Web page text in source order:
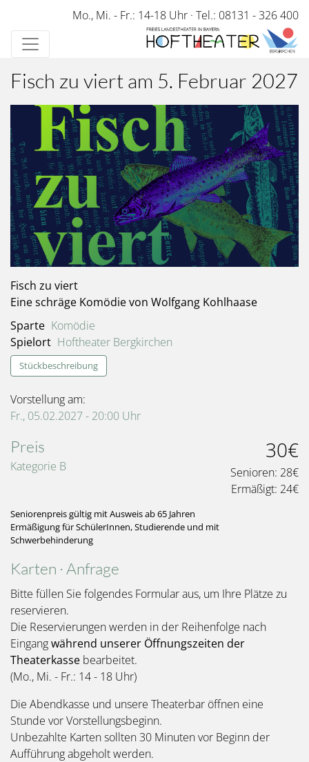
Direkt
zum
Inhalt
Mo., Mi. - Fr.: 14-18 Uhr · Tel.: 08131 - 326 400
Fisch zu viert am 5. Februar 2027
Fisch zu viert
Eine schräge Komödie von Wolfgang Kohlhaase
Sparte Komödie
Spielort Hoftheater Bergkirchen
Stückbeschreibung
Vorstellung am:
Fr., 05.02.2027 - 20:00 Uhr
Preis
Kategorie B
30€
Senioren: 28€
Ermäßigt: 24€
Seniorenpreis gültig mit Ausweis ab 65 Jahren
Ermäßigung für SchülerInnen, Studierende und mit
Schwerbehinderung
Karten · Anfrage
Bitte füllen Sie folgendes Formular aus, um Ihre Plätze zu
reservieren.
Die Reservierungen werden in der Reihenfolge nach
Eingangwährend unserer Öffnungszeiten der
Theaterkasse bearbeitet.
(Mo., Mi. - Fr.: 14 - 18 Uhr)
Die Abendkasse und unsere Theaterbar öffnen eine
Stunde vor Vorstellungsbeginn.
Unbezahlte Karten sollten 30 Minuten vor Beginn der
Aufführung abgeholt werden.